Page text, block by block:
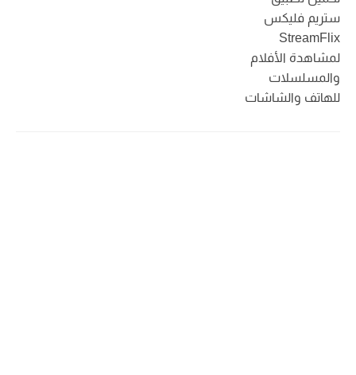
ستريم فليكس
StreamFlix
لمشاهدة الأفلام
والمسلسلات
للهاتف والشاشات